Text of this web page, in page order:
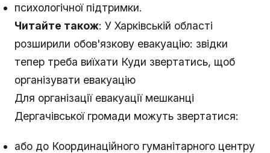
психологічної підтримки.
Читайте також: У Харківській області
розширили обов'язкову евакуацію: звідки
тепер треба виїхати Куди звертатись, щоб
організувати евакуацію
Для організації евакуації мешканці
Дергачівської громади можуть звертатися:
або до Координаційного гуманітарного центру